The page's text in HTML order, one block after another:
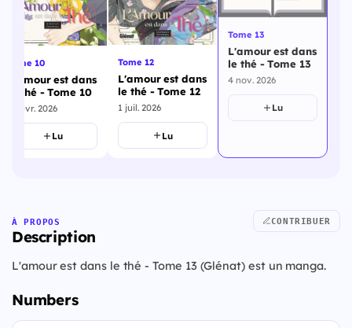
Tome 10
L'amour est dans
le thé - Tome 10
4 févr. 2026
Lu
Tome 12
L'amour est dans
le thé - Tome 12
1 juil. 2026
Lu
Tome 13
L'amour est dans
le thé - Tome 13
4 nov. 2026
Lu
À PROPOS
Description
CONTRIBUER
L'amour est dans le thé - Tome 13 (Glénat) est un manga.
Numbers